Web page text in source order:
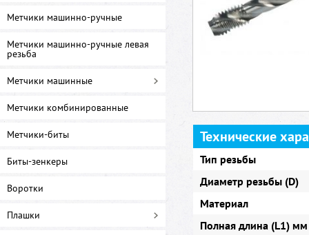
Метчики машинно-ручные
Метчики машинно-ручные левая
резьба
Метчики машинные
Метчики комбинированные
Метчики-биты
Биты-зенкеры
Воротки
Плашки
Технические
Тип резьбы
Диаметр резьбы (D)
Материал
Полная длина (L1) мм